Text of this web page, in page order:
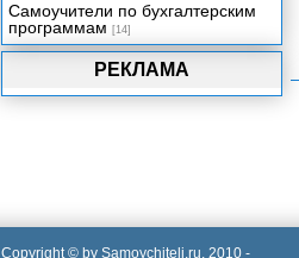
РЕКЛАМА
Самоучители по бухгалтерским
программам [14]
Copyright © by Samoychiteli.ru, 2010 -